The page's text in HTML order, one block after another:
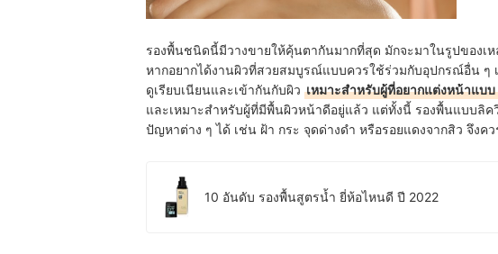
รองพื้นชนิดนี้มีวางขายให้คุ้นตากันมากที่สุด มักจะมาในรูปของเ
หากอยากได้งานผิวที่สวยสมบูรณ์แบบควรใช้ร่วมกับอุปกรณ์อื่น ๆ
ดูเรียบเนียนและเข้ากันกับผิว เหมาะสำหรับผู้ที่อยากแต่งหน้าแบ
และเหมาะสำหรับผู้ที่มีพื้นผิวหน้าดีอยู่แล้ว แต่ทั้งนี้ รองพื้นแบบลิค
ปัญหาต่าง ๆ ได้ เช่น ฝ้า กระ จุดด่างดำ หรือรอยแดงจากสิว จึง
10 อันดับ รองพื้นสูตรน้ำ ยี่ห้อไหนดี ปี 2022